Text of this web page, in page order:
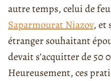
autre temps, celui de
Saparmourat Niazov, et
étranger souhaitant
devait s’acquitter de 50
Heureusement, ces